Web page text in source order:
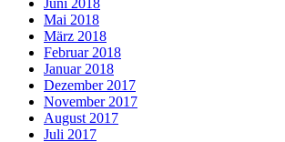
Mai 2018
März 2018
Februar 2018
Januar 2018
Dezember 2017
November 2017
August 2017
Juli 2017